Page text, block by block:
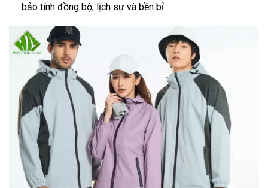
bảo tính đồng bộ, lịch sự và bền bỉ.